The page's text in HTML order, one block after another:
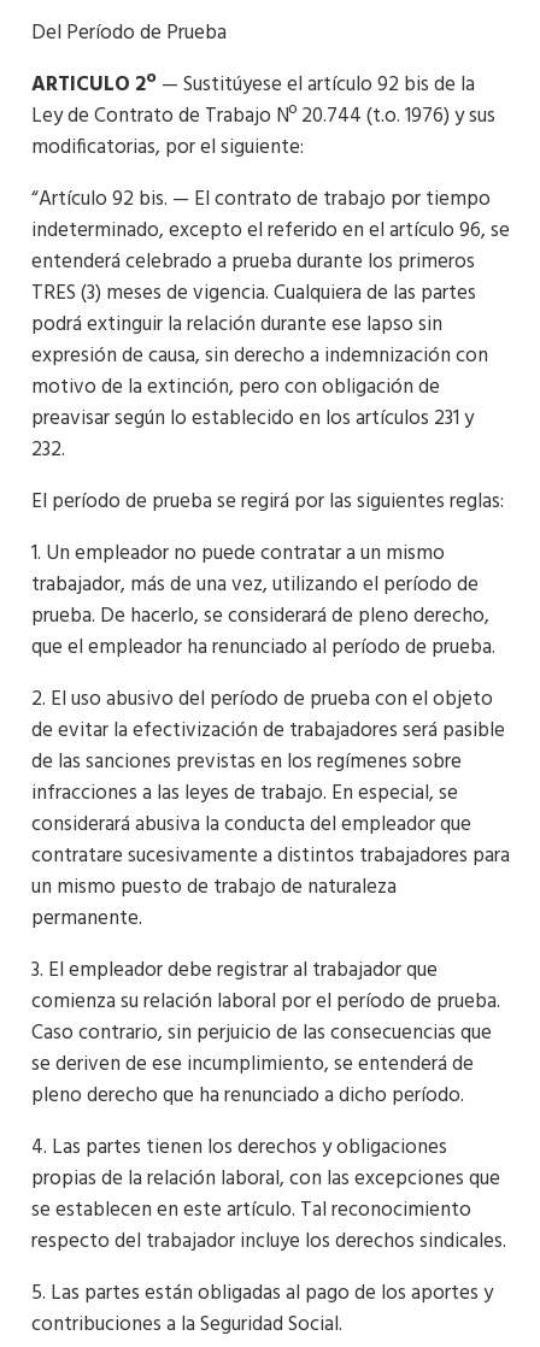
Del Período de Prueba
ARTICULO 2º— Sustitúyese el artículo 92 bis de la
Ley de Contrato de Trabajo Nº 20.744 (t.o. 1976) y sus
modificatorias, por el siguiente:
“Artículo 92 bis. — El contrato de trabajo por tiempo
indeterminado, excepto el referido en el artículo 96, se
entenderá celebrado a prueba durante los primeros
TRES (3) meses de vigencia. Cualquiera de las partes
podrá extinguir la relación durante ese lapso sin
expresión de causa, sin derecho a indemnización con
motivo de la extinción, pero con obligación de
preavisar según lo establecido en los artículos 231 y
232.
El período de prueba se regirá por las siguientes reglas:
1. Un empleador no puede contratar a un mismo
trabajador, más de una vez, utilizando el período de
prueba. De hacerlo, se considerará de pleno derecho,
que el empleador ha renunciado al período de prueba.
2. El uso abusivo del período de prueba con el objeto
de evitar la efectivización de trabajadores será pasible
de las sanciones previstas en los regímenes sobre
infracciones a las leyes de trabajo. En especial, se
considerará abusiva la conducta del empleador que
contratare sucesivamente a distintos trabajadores para
un mismo puesto de trabajo de naturaleza
permanente.
3. El empleador debe registrar al trabajador que
comienza su relación laboral por el período de prueba.
Caso contrario, sin perjuicio de las consecuencias que
se deriven de ese incumplimiento, se entenderá de
pleno derecho que ha renunciado a dicho período.
4. Las partes tienen los derechos y obligaciones
propias de la relación laboral, con las excepciones que
se establecen en este artículo. Tal reconocimiento
respecto del trabajador incluye los derechos sindicales.
5. Las partes están obligadas al pago de los aportes y
contribuciones a la Seguridad Social.